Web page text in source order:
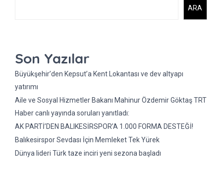
ARA
Son Yazılar
Büyükşehir’den Kepsut’a Kent Lokantası ve dev altyapı
yatırımı
Aile ve Sosyal Hizmetler Bakanı Mahinur Özdemir Göktaş TRT
Haber canlı yayında soruları yanıtladı:
AK PARTİ’DEN BALIKESİRSPOR’A 1.000 FORMA DESTEĞİ!
Balıkesirspor Sevdası İçin Memleket Tek Yürek
Dünya lideri Türk taze inciri yeni sezona başladı